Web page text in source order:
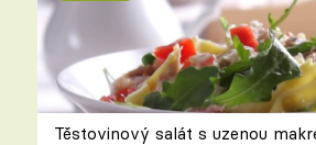
Těstovinový salát s uzenou